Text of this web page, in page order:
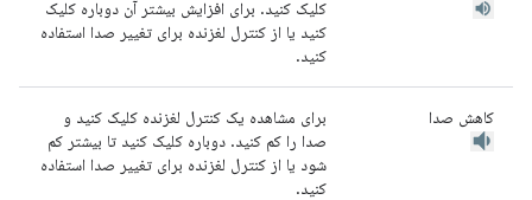
کلیک کنید. برای افزایش بیشتر آن دوباره کلیک
کنید یا از کنترل لغزنده برای تغییر صدا استفاده
کنید.
کاهش صدا
برای مشاهده یک کنترل لغزنده کلیک کنید و
صدا را کم کنید. دوباره کلیک کنید تا بیشتر کم
شود یا از کنترل لغزنده برای تغییر صدا استفاده
کنید.